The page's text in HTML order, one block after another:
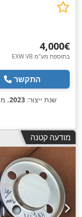
‏4,000 ‏€
EXW VB בתוספת מע"מ
התקשר
שנת ייצור: 2023
,
מודעה קטנה